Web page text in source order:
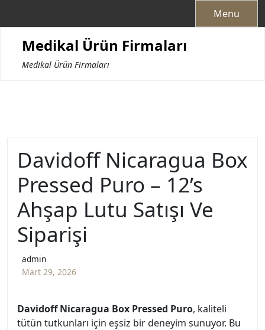
Menu
Medikal Ürün Firmaları
Medikal Ürün Firmaları
Davidoff Nicaragua Box
Pressed Puro – 12’s
Ahşap Lutu Satışı Ve
Siparişi
admin
Mart 29, 2026
Davidoff Nicaragua Box Pressed Puro, kaliteli
tütün tutkunları için eşsiz bir deneyim sunuyor. Bu